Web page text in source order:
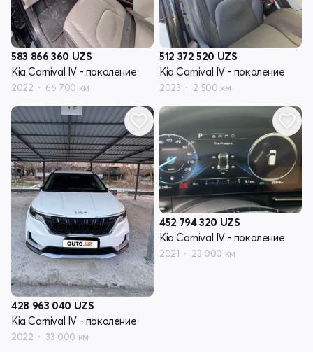
583 866 360 UZS
Kia Carnival IV - поколение
2022 66 700 км
512 372 520 UZS
Kia Carnival IV - поколение
2023 2 500 км
428 963 040 UZS
Kia Carnival IV - поколение
2022 33 000 км
452 794 320 UZS
Kia Carnival IV - поколение
2021 23 000 км